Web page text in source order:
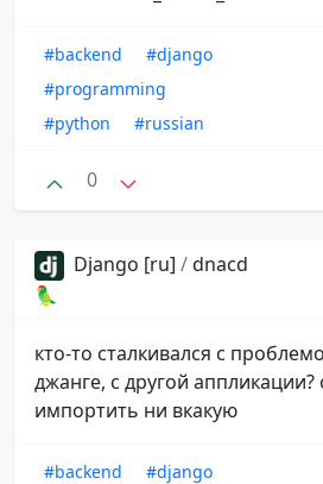
#backend
#django
#programming
#python
#russian
0
Django [ru] /dnacd
🦜
кто-то сталкивался с
джанге, с другой аппликации?
импортить ни вкакую
#backend
#django